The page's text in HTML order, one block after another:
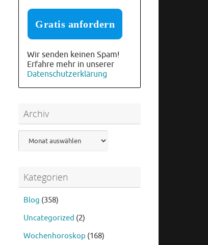
Wir senden keinen Spam!
Erfahre mehr in unserer
Datenschutzerklärung
Archiv
Archiv
Kategorien
Blog (358)
Uncategorized (2)
Wochenhoroskop (168)